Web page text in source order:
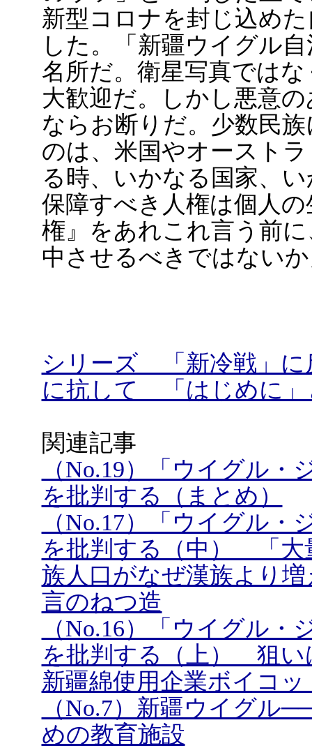
新型コロナを封じ込め
した。「新疆ウイグル
名所だ。衛星写真では
大歓迎だ。しかし悪意
ならお断りだ。少数民
のは、米国やオースト
る時、いかなる国家、
保障すべき人権は個人
権』をあれこれ言う前
中させるべきではない
シリーズ 「新冷戦」
に抗して 「はじめに」
関連記事
（No.19）「ウイグル
を批判する（まとめ）
（No.17）「ウイグル
を批判する（中） 「大
族人口がなぜ漢族より
言のねつ造
（No.16）「ウイグル
を批判する（上） 狙
新疆綿使用企業ボイコ
（No.7）新疆ウイグル
めの教育施設